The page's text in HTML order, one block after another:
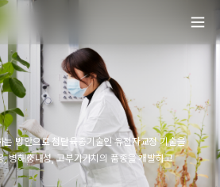
방안으로 첨단육종기술인 유전자교정 기술을
병해충내성, 고부가가치의 품종을 개발하고